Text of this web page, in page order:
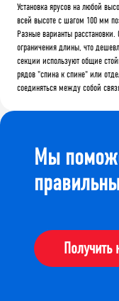
Установка ярусов на любой
всей высоте с шагом 100 мм
Разные варианты
ограничения длины, что
секции используют общие
рядов "спина к спине" или
соединяться между собой
Мы
Получить